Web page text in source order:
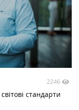
2246
стандарти